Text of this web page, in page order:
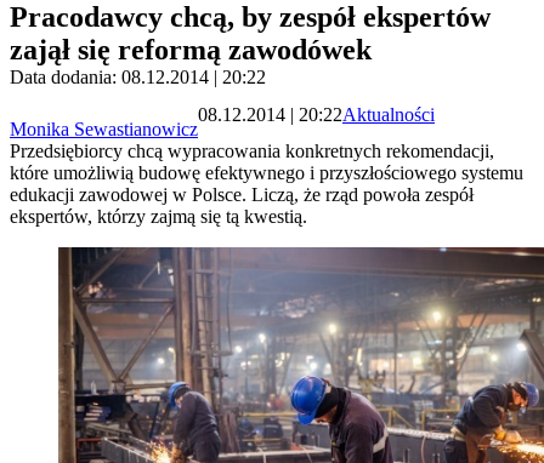
Pracodawcy chcą, by zespół ekspertów
zajął się reformą zawodówek
Data dodania: 08.12.2014 | 20:22
Monika Sewastianowicz
08.12.2014 | 20:22Aktualności
Przedsiębiorcy chcą wypracowania konkretnych rekomendacji,
które umożliwią budowę efektywnego i przyszłościowego systemu
edukacji zawodowej w Polsce. Liczą, że rząd powoła zespół
ekspertów, którzy zajmą się tą kwestią.